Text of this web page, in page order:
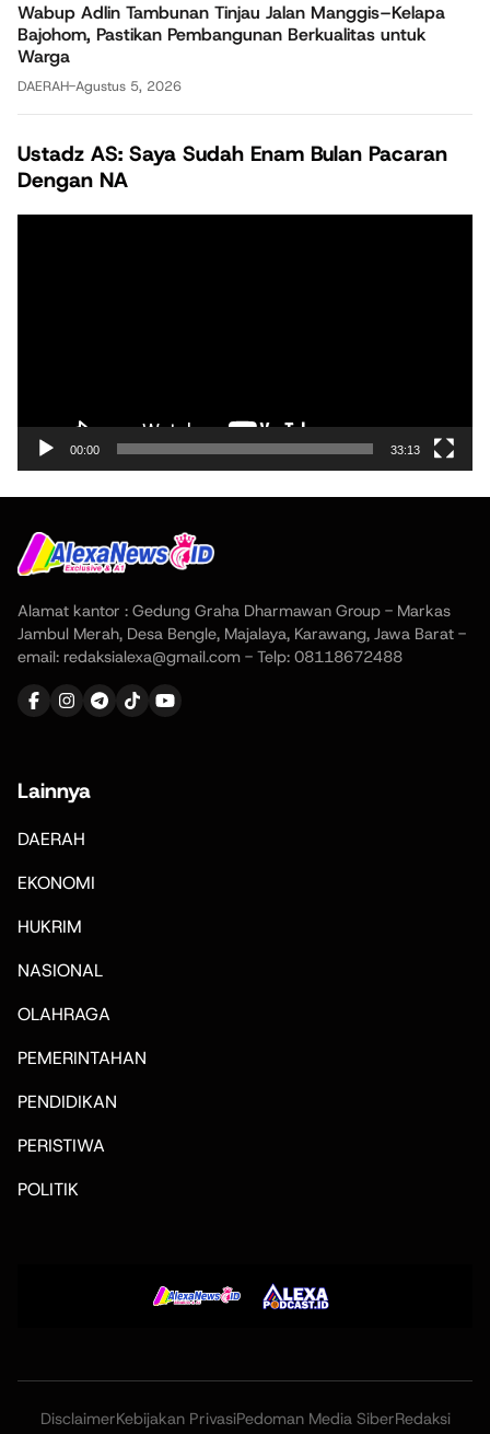
Wabup Adlin Tambunan Tinjau Jalan Manggis–Kelapa
Bajohom, Pastikan Pembangunan Berkualitas untuk
Warga
DAERAH-Agustus 5, 2026
Ustadz AS: Saya Sudah Enam Bulan Pacaran
Dengan NA
00:00 33:13
Alamat kantor : Gedung Graha Dharmawan Group - Markas
Jambul Merah, Desa Bengle, Majalaya, Karawang, Jawa Barat -
email: redaksialexa@gmail.com - Telp: 08118672488
Lainnya
DAERAH
EKONOMI
HUKRIM
NASIONAL
OLAHRAGA
PEMERINTAHAN
PENDIDIKAN
PERISTIWA
POLITIK
DisclaimerKebijakan PrivasiPedoman Media SiberRedaksi